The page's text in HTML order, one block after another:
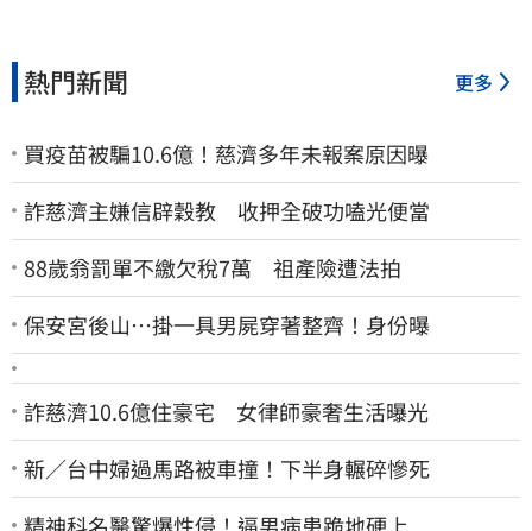
熱門新聞 更多
買疫苗被騙10.6億！慈濟多年未報案原因曝
詐慈濟主嫌信辟穀教 收押全破功嗑光便當
88歲翁罰單不繳欠稅7萬 祖產險遭法拍
保安宮後山…掛一具男屍穿著整齊！身份曝
詐慈濟10.6億住豪宅 女律師豪奢生活曝光
新／台中婦過馬路被車撞！下半身輾碎慘死
精神科名醫驚爆性侵！逼男病患跪地硬上